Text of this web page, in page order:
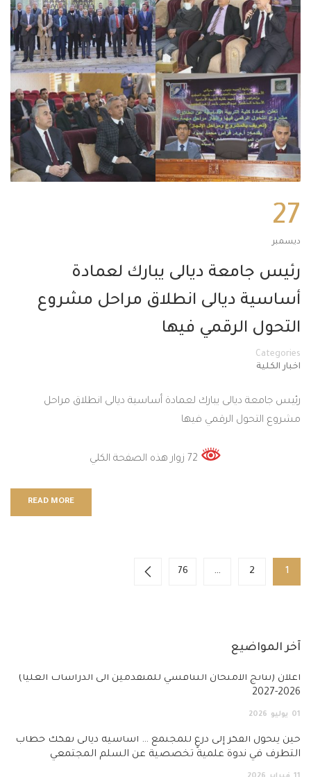
27
ديسمبر
رئيس جامعة ديالى يبارك لعمادة
أساسية ديالى انطلاق مراحل مشروع
التحول الرقمي فيها
Categories
اخبار الكلية
رئيس جامعة ديالى يبارك لعمادة أساسية ديالى انطلاق مراحل
مشروع التحول الرقمي فيها
READ MORE
1
2
…
76
آخر المواضيع
أعلان (نتائج الامتحان التنافسي للمتقدمين الى الدراسات العليا)
2026-2027
01 يوليو 2026
حين يتحول الفكر إلى درعٍ للمجتمع … أساسية ديالى تفكك خطاب
التطرف في ندوة علمية تخصصية عن السلم المجتمعي